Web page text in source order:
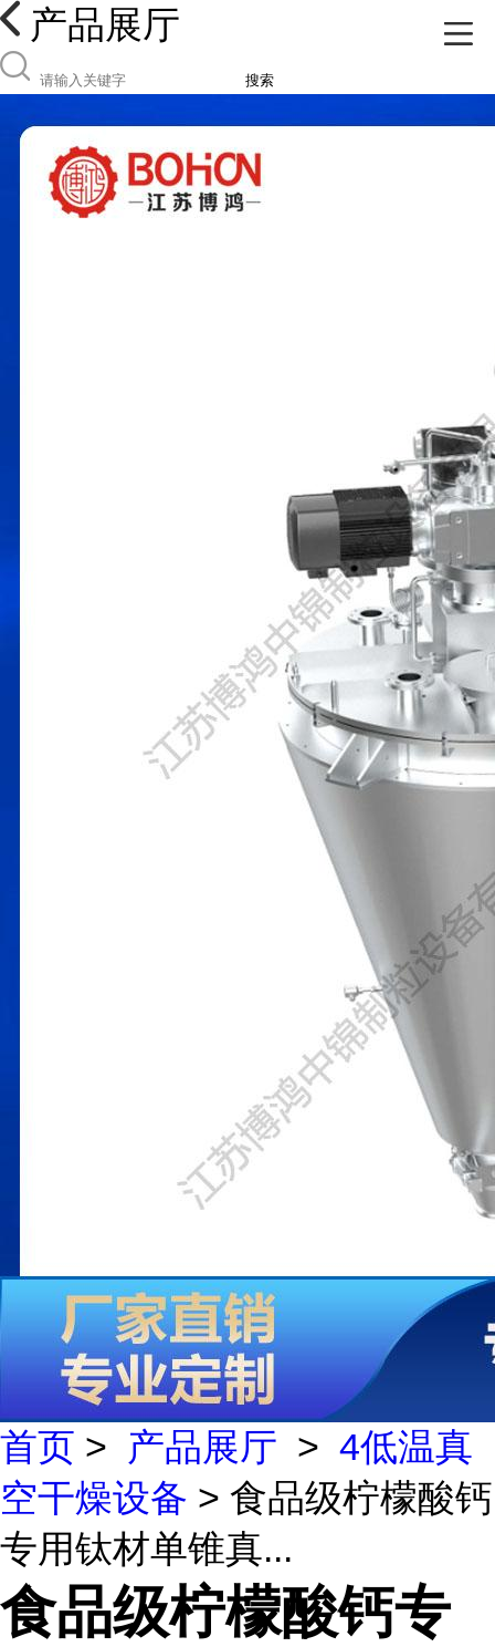
产品展厅
搜索
首页 > 产品展厅 > 4低温真
空干燥设备 > 食品级柠檬酸钙
专用钛材单锥真...
食品级柠檬酸钙专